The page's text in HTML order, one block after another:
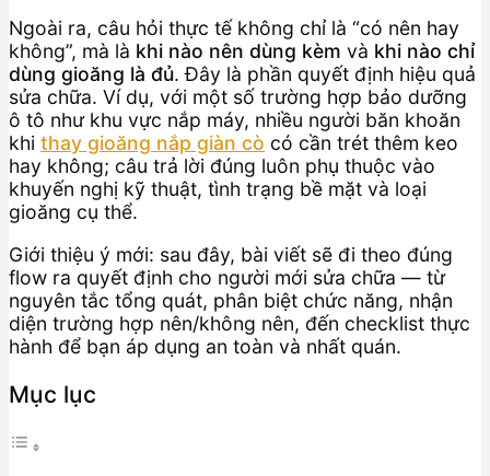
Ngoài ra, câu hỏi thực tế không chỉ là “có nên hay
không”, mà là khi nào nên dùng kèm và khi nào chỉ
dùng gioăng là đủ. Đây là phần quyết định hiệu quả
sửa chữa. Ví dụ, với một số trường hợp bảo dưỡng
ô tô như khu vực nắp máy, nhiều người băn khoăn
khi thay gioăng nắp giàn cò có cần trét thêm keo
hay không; câu trả lời đúng luôn phụ thuộc vào
khuyến nghị kỹ thuật, tình trạng bề mặt và loại
gioăng cụ thể.
Giới thiệu ý mới: sau đây, bài viết sẽ đi theo đúng
flow ra quyết định cho người mới sửa chữa — từ
nguyên tắc tổng quát, phân biệt chức năng, nhận
diện trường hợp nên/không nên, đến checklist thực
hành để bạn áp dụng an toàn và nhất quán.
Mục lục